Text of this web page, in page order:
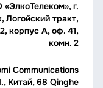
г.
Логойский тракт,
корпус А, оф. 41,
комн. 2
Communications
Китай, 68 Qinghe